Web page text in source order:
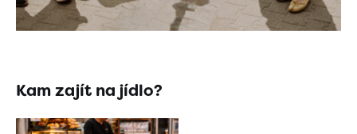
Kam zajít na jídlo?